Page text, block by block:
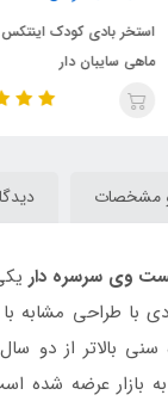
استخر بادی
اینتکس طرح
مشخصات
وی سرسره دار
با طراحی مشابه
سنی بالاتر از دو
عرضه شده